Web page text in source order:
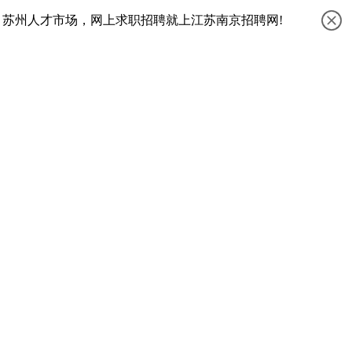
州人才市场，网上求职招聘就上江苏南京招聘网!